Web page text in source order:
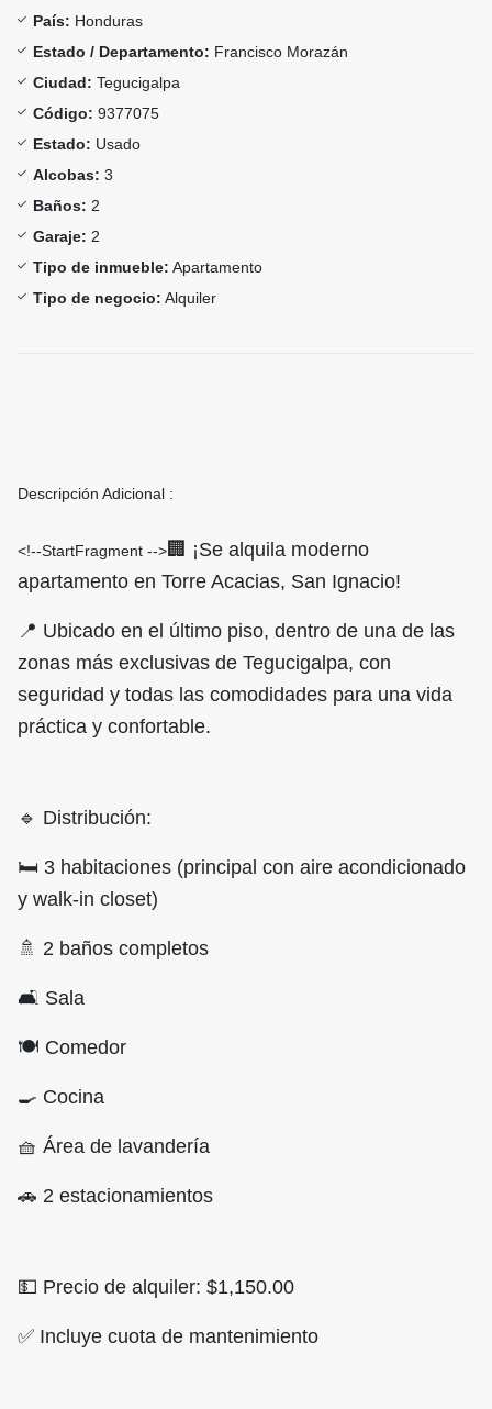
País: Honduras
Estado / Departamento: Francisco Morazán
Ciudad: Tegucigalpa
Código: 9377075
Estado: Usado
Alcobas: 3
Baños: 2
Garaje: 2
Tipo de inmueble: Apartamento
Tipo de negocio: Alquiler
Descripción Adicional :
<!--StartFragment -->🏢 ¡Se alquila moderno
apartamento en Torre Acacias, San Ignacio!
📍 Ubicado en el último piso, dentro de una de las
zonas más exclusivas de Tegucigalpa, con
seguridad y todas las comodidades para una vida
práctica y confortable.
🔹 Distribución:
🛏️ 3 habitaciones (principal con aire acondicionado
y walk-in closet)
🚿 2 baños completos
🛋️ Sala
🍽️ Comedor
🍳 Cocina
🧺 Área de lavandería
🚗 2 estacionamientos
💵 Precio de alquiler: $1,150.00
✅ Incluye cuota de mantenimiento